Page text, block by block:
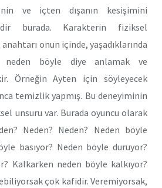
ve içten dışanın kesişimini
burada. Karakterin fiziksel
anahtarı onun içinde, yaşadıklarında
böyle diye anlamak ve
Örneğin Ayten için söyleyecek
temizlik yapmış. Bu deneyiminin
unsuru var. Burada oyuncu olarak
Neden? Neden? Neden böyle
basıyor? Neden böyle duruyor?
Kalkarken neden böyle kalkıyor?
çok kafidir. Veremiyorsak,